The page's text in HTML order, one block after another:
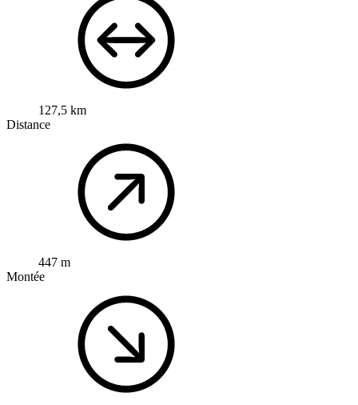
127,5 km
Distance
447 m
Montée